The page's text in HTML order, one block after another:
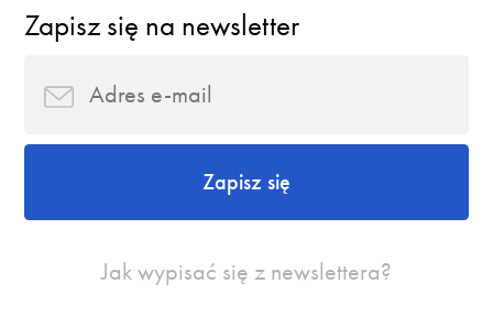
Zapisz się na newsletter
Zapisz się
Jak wypisać się z newslettera?